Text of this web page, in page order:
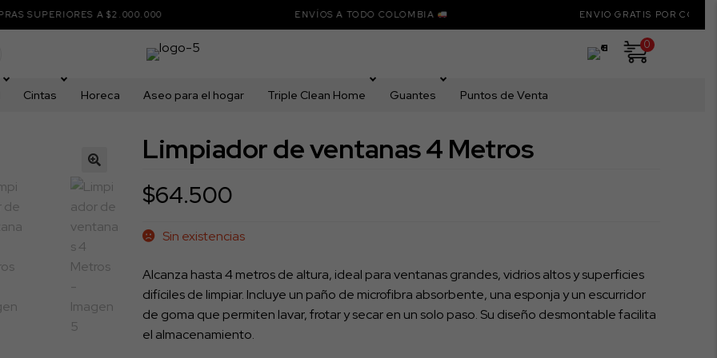
A $2.000.000 ENVÍOS A TODO COLOMBIA ENVIO GRATIS POR COMPRAS
0
Cintas Horeca Aseo para el hogar Triple Clean Home Guantes Puntos de Venta
Limpiador de ventanas 4 Metros
$64.500
Sin existencias
Alcanza hasta 4 metros de altura, ideal para ventanas grandes, vidrios altos y superficies
difíciles de limpiar. Incluye un paño de microfibra absorbente, una esponja y un escurridor
de goma que permiten lavar, frotar y secar en un solo paso. Su diseño desmontable facilita
el almacenamiento.